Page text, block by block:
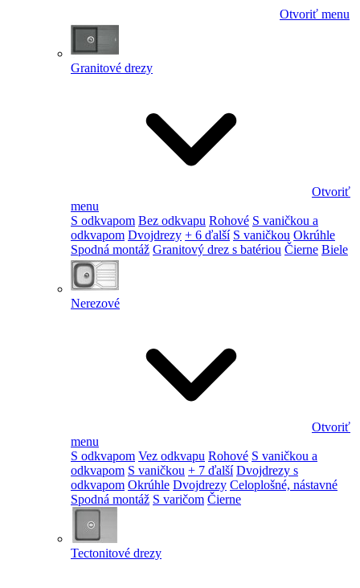
Otvoriť menu
Granitové drezy
Otvoriť
menu
S odkvapom Bez odkvapu Rohové S vaničkou a
odkvapom Dvojdrezy + 6 ďalší S vaničkou Okrúhle
Spodná montáž Granitový drez s batériou Čierne Biele
Nerezové
Otvoriť
menu
S odkvapom Vez odkvapu Rohové S vaničkou a
odkvapom S vaničkou + 7 ďalší Dvojdrezy s
odkvapom Okrúhle Dvojdrezy Celoplošné, nástavné
Spodná montáž S varičom Čierne
Tectonitové drezy